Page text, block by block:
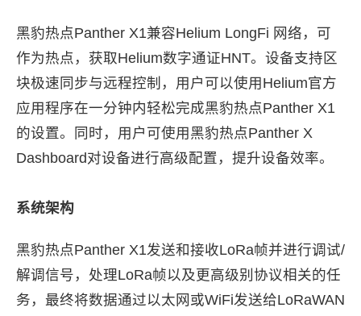
黑豹热点Panther X1兼容Helium LongFi 网络，可
作为热点，获取Helium数字通证HNT。设备支持区
块极速同步与远程控制，用户可以使用Helium官方
应用程序在一分钟内轻松完成黑豹热点Panther X1
的设置。同时，用户可使用黑豹热点Panther X
Dashboard对设备进行高级配置，提升设备效率。
系统架构
黑豹热点Panther X1发送和接收LoRa帧并进行调试/
解调信号，处理LoRa帧以及更高级别协议相关的任
务，最终将数据通过以太网或WiFi发送给LoRaWAN